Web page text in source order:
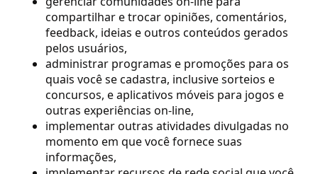
compartilhar e trocar opiniões, comentários,
feedback, ideias e outros conteúdos gerados
pelos usuários,
administrar programas e promoções para os
quais você se cadastra, inclusive sorteios e
concursos, e aplicativos móveis para jogos e
outras experiências on-line,
implementar outras atividades divulgadas no
momento em que você fornece suas
informações,